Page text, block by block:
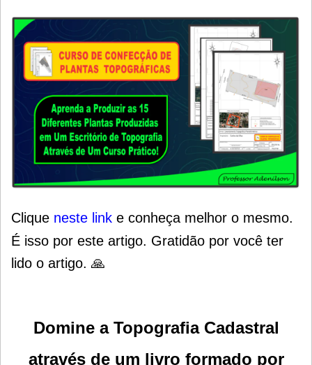
Clique neste link e conheça melhor o mesmo.
É isso por este artigo. Gratidão por você ter
lido o artigo. 🙏
Domine a Topografia Cadastral
através de um livro formado por